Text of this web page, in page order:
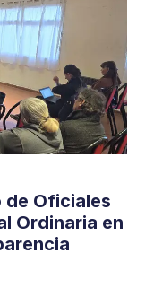
de Oficiales
Ordinaria en